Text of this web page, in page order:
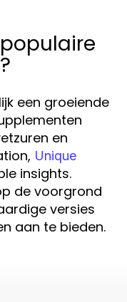
een groeiende
en
Unique
insights.
de voorgrond
versies
aan te bieden.